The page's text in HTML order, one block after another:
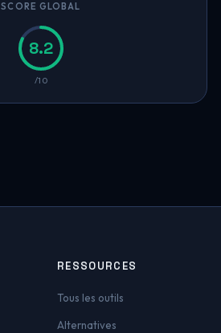
SCORE GLOBAL
8.2
/10
RESSOURCES
Tous les outils
Alternatives